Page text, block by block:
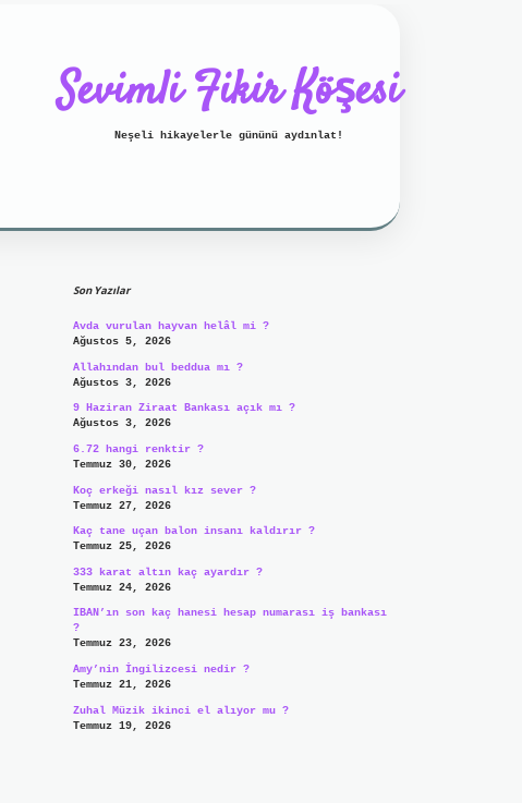
Sevimli Fikir Köşesi
Neşeli hikayelerle gününü aydınlat!
Son Yazılar
Avda vurulan hayvan helâl mi ?
Ağustos 5, 2026
Allahından bul beddua mı ?
Ağustos 3, 2026
9 Haziran Ziraat Bankası açık mı ?
Ağustos 3, 2026
6.72 hangi renktir ?
Temmuz 30, 2026
Koç erkeği nasıl kız sever ?
Temmuz 27, 2026
Kaç tane uçan balon insanı kaldırır ?
Temmuz 25, 2026
333 karat altın kaç ayardır ?
Temmuz 24, 2026
IBAN’ın son kaç hanesi hesap numarası iş bankası
?
Temmuz 23, 2026
Amy’nin İngilizcesi nedir ?
Temmuz 21, 2026
Zuhal Müzik ikinci el alıyor mu ?
Temmuz 19, 2026